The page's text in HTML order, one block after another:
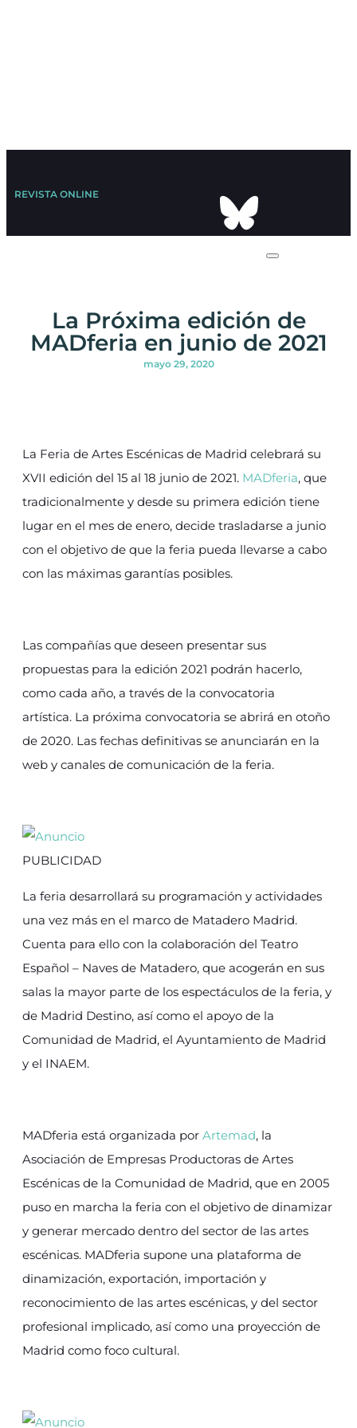
REVISTA ONLINE
La Próxima edición de
MADferia en junio de 2021
mayo 29, 2020
La Feria de Artes Escénicas de Madrid celebrará su
XVII edición del 15 al 18 junio de 2021. MADferia, que
tradicionalmente y desde su primera edición tiene
lugar en el mes de enero, decide trasladarse a junio
con el objetivo de que la feria pueda llevarse a cabo
con las máximas garantías posibles.
Las compañías que deseen presentar sus
propuestas para la edición 2021 podrán hacerlo,
como cada año, a través de la convocatoria
artística. La próxima convocatoria se abrirá en otoño
de 2020. Las fechas definitivas se anunciarán en la
web y canales de comunicación de la feria.
PUBLICIDAD
La feria desarrollará su programación y actividades
una vez más en el marco de Matadero Madrid.
Cuenta para ello con la colaboración del Teatro
Español – Naves de Matadero, que acogerán en sus
salas la mayor parte de los espectáculos de la feria, y
de Madrid Destino, así como el apoyo de la
Comunidad de Madrid, el Ayuntamiento de Madrid
y el INAEM.
MADferia está organizada por Artemad, la
Asociación de Empresas Productoras de Artes
Escénicas de la Comunidad de Madrid, que en 2005
puso en marcha la feria con el objetivo de dinamizar
y generar mercado dentro del sector de las artes
escénicas. MADferia supone una plataforma de
dinamización, exportación, importación y
reconocimiento de las artes escénicas, y del sector
profesional implicado, así como una proyección de
Madrid como foco cultural.